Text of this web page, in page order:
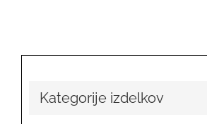
Kategorije izdelkov